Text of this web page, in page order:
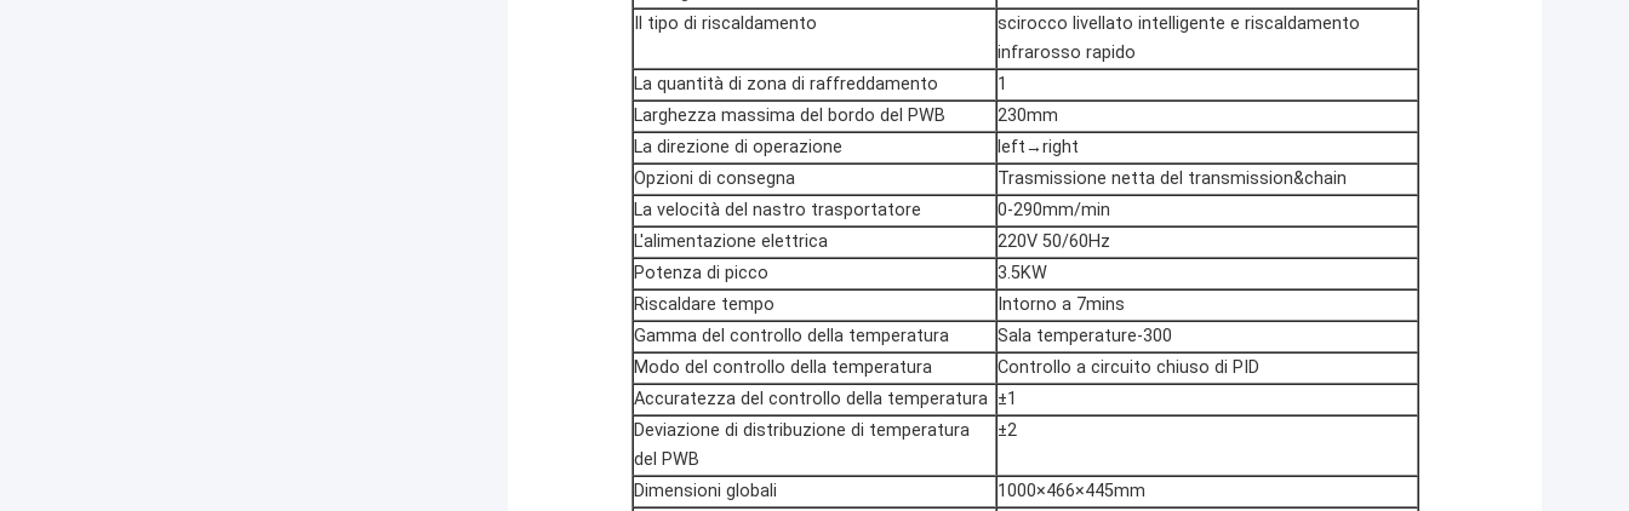
Il tipo di riscaldamento
scirocco livellato intelligente e riscaldamento
infrarosso rapido
La quantità di zona di raffreddamento
1
Larghezza massima del bordo del PWB
230mm
La direzione di operazione
left→right
Opzioni di consegna
Trasmissione netta del transmission&chain
La velocità del nastro trasportatore
0-290mm/min
L'alimentazione elettrica
220V 50/60Hz
Potenza di picco
3.5KW
Riscaldare tempo
Intorno a 7mins
Gamma del controllo della temperatura
Sala temperature-300
Modo del controllo della temperatura
Controllo a circuito chiuso di PID
Accuratezza del controllo della temperatura ±1
Deviazione di distribuzione di temperatura
del PWB
±2
Dimensioni globali
1000×466×445mm